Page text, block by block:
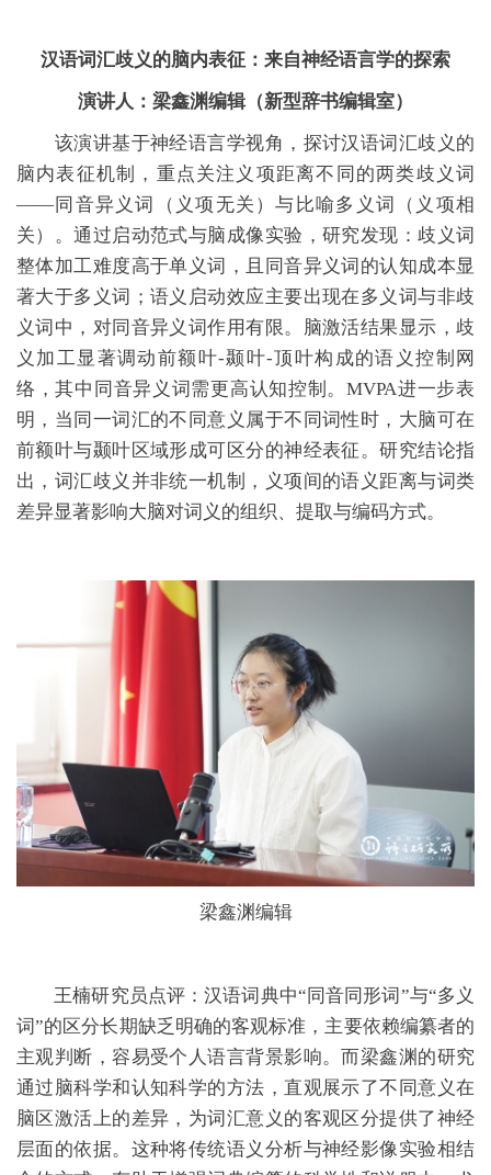
汉语词汇歧义的脑内表征：来自神经语言学的探索
演讲人：梁鑫渊编辑（新型辞书编辑室）
该演讲基于神经语言学视角，探讨汉语词汇歧义的
脑内表征机制，重点关注义项距离不同的两类歧义词
——同音异义词（义项无关）与比喻多义词（义项相
关）。通过启动范式与脑成像实验，研究发现：歧义词
整体加工难度高于单义词，且同音异义词的认知成本显
著大于多义词；语义启动效应主要出现在多义词与非歧
义词中，对同音异义词作用有限。脑激活结果显示，歧
义加工显著调动前额叶-颞叶-顶叶构成的语义控制网
络，其中同音异义词需更高认知控制。MVPA进一步表
明，当同一词汇的不同意义属于不同词性时，大脑可在
前额叶与颞叶区域形成可区分的神经表征。研究结论指
出，词汇歧义并非统一机制，义项间的语义距离与词类
差异显著影响大脑对词义的组织、提取与编码方式。
梁鑫渊编辑
王楠研究员点评：汉语词典中“同音同形词”与“多义
词”的区分长期缺乏明确的客观标准，主要依赖编纂者的
主观判断，容易受个人语言背景影响。而梁鑫渊的研究
通过脑科学和认知科学的方法，直观展示了不同意义在
脑区激活上的差异，为词汇意义的客观区分提供了神经
层面的依据。这种将传统语义分析与神经影像实验相结